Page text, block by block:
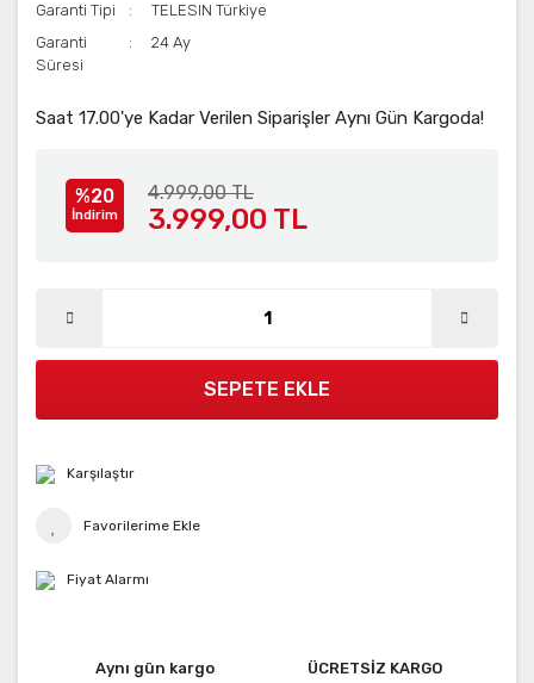
Garanti Tipi
TELESIN Türkiye
Garanti
Süresi
24 Ay
Saat 17.00'ye Kadar Verilen Siparişler Aynı Gün Kargoda!
%20
İndirim
4.999,00 TL
3.999,00 TL
SEPETE EKLE
Karşılaştır
Fiyat Alarmı
Aynı gün kargo ÜCRETSİZ KARGO